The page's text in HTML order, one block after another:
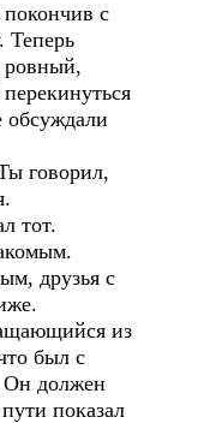
с
Теперь
ровный,
говорил,
тот.
друзья с
из
был с
Он должен
показал